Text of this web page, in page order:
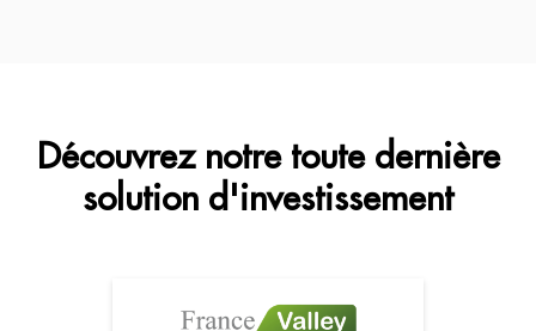
Découvrez notre toute dernière
solution d'investissement